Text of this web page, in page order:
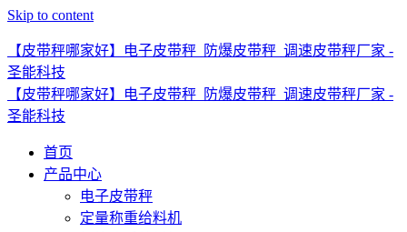
Skip to content
【皮带秤哪家好】电子皮带秤_防爆皮带秤_调速皮带秤厂家 -
圣能科技
【皮带秤哪家好】电子皮带秤_防爆皮带秤_调速皮带秤厂家 -
圣能科技
首页
产品中心
电子皮带秤
定量称重给料机